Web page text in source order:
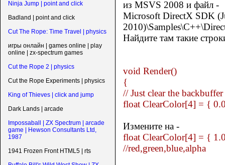
Ninja Jump | point and click
Badland | point and click
Cut The Rope: Time Travel | physics
игры онлайн | games online | play
online | zx-spectrum games
Cut the Rope 2 | physics
Cut the Rope Experiments | physics
King of Thieves | click and jump
Dark Lands | arcade
Impossaball | ZX Spectrum | arcade
game | Hewson Consultants Ltd,
1987
1941 Frozen Front HTML5 | rts
из MSVS 2008 и файл -
Microsoft DirectX SDK
Найдите там такие
void Render()
{
// Just clear the backbuffer
float ClearColor[4] = {
Измените на -
float ClearColor[4] = {
//red,green,blue,alpha